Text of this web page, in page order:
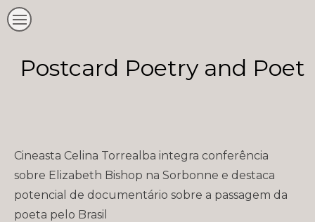
Postcard Poetry and
Cineasta Celina Torrealba integra conferência
sobre Elizabeth Bishop na Sorbonne e destaca
potencial de documentário sobre a passagem da
poeta pelo Brasil